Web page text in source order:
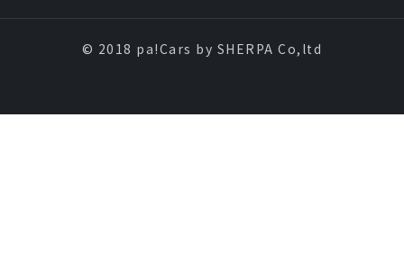
© 2018 pa!Cars by SHERPA Co,ltd